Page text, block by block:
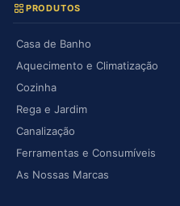
PRODUTOS
Casa de Banho
Aquecimento e Climatização
Cozinha
Rega e Jardim
Canalização
Ferramentas e Consumíveis
As Nossas Marcas